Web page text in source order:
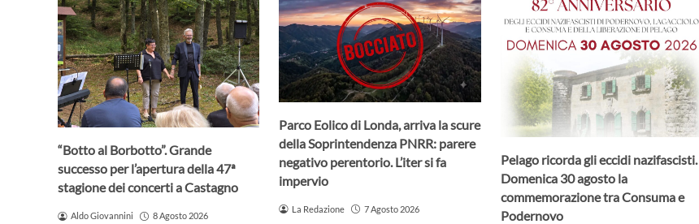
“Botto al Borbotto”. Grande
successo per l’apertura della 47ª
stagione dei concerti a Castagno
Aldo Giovannini 8 Agosto 2026
Parco Eolico di Londa, arriva la scure
della Soprintendenza PNRR: parere
negativo perentorio. L’iter si fa
impervio
La Redazione 7 Agosto 2026
Pelago ricorda gli eccidi nazifascisti.
Domenica 30 agosto la
commemorazione tra Consuma e
Podernovo